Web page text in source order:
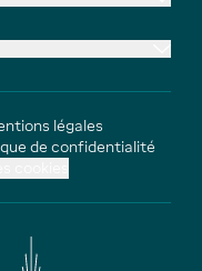
légales
de confidentialité